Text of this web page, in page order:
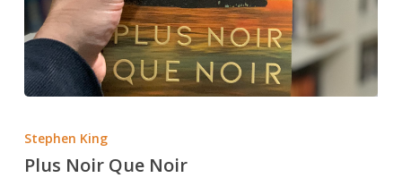
Que
Noir
Stephen King
Plus Noir Que Noir